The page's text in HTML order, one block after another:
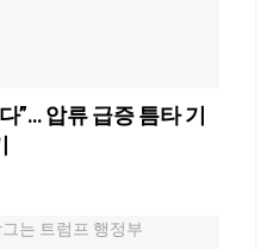
”… 압류 급증 틈타 기